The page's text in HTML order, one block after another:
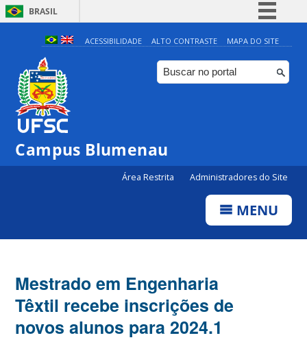
BRASIL
Simplifique!
Comunica BR
Participe
ACESSIBILIDADE ALTO CONTRASTE MAPA DO SITE
Campus Blumenau
Área Restrita Administradores do Site
MENU
Mestrado em Engenharia
Têxtil recebe inscrições de
novos alunos para 2024.1